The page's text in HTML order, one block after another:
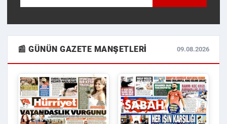
📰 GÜNÜN GAZETE MANŞETLERI 09.08.2026